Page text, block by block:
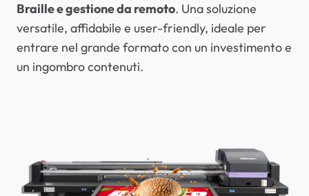
Braille e gestione da remoto. Una soluzione
versatile, affidabile e user-friendly, ideale per
entrare nel grande formato con un investimento e
un ingombro contenuti.